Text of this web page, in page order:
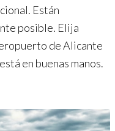
Están
posible. Elija
de Alicante
en buenas manos.